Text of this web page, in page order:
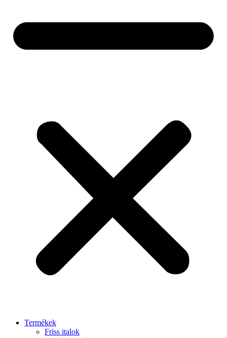
Termékek
Friss italok